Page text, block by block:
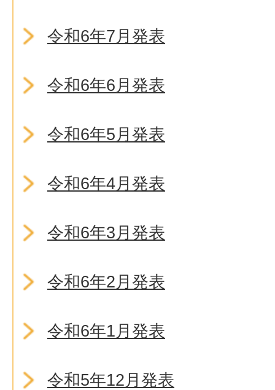
令和6年7月発表
令和6年6月発表
令和6年5月発表
令和6年4月発表
令和6年3月発表
令和6年2月発表
令和6年1月発表
令和5年12月発表